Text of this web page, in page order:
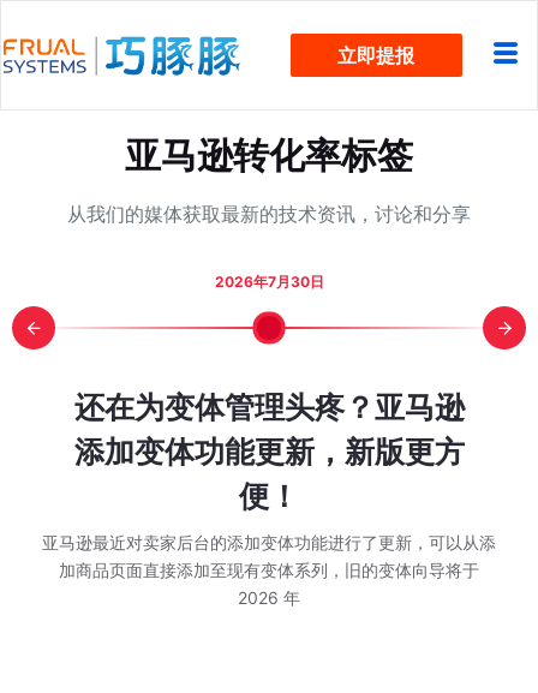
过
立即提报
亚马逊转化率标签
从我们的媒体获取最新的技术资讯，讨论和分享
？看这
BD
巧豚豚今天分享
一轮旺
该规划
。对消费者来
旺季节奏
？5 个
不按搜
Listing
商品，和亚马逊
。 图源：Mark
骤图
流程实
报价-跑活动"三步
个环节，环环相
被费用
算 Q4
月 15 日至 2027
却从
到的？
新规官
到底变
排名却
盲目支
费，你是不是也
增长，利润怎么
还在为变体管理头疼？亚马逊
添加变体功能更新，新版更方
便！
亚马逊最近对卖家后台的添加变体功能进行了更新，可以从添
加商品页面直接添加至现有变体系列，旧的变体向导将于
2026 年
亚马逊
推排名
这应该是多数卖
实在的问题：做
Other
消失
近两万
款家居
又到了每周一例
Prime
季已经
2026 年 Prime
说，这场
亚马逊
亚马逊
索排名
不少卖家发现：
Alexa 购物助手
解：从
不少卖家对
走，但实际跑起
旺季单
吃掉
巧豚豚了解到，
日销 30
46%降
亚马逊
方FAQ
2026年7月30日